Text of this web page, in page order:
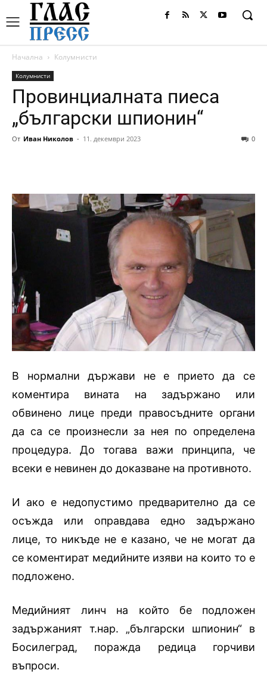
Начална Колумнисти
Колумнисти
Провинциалната пиеса
„български шпионин“
От Иван Николов - 11. декември 2023 0
В нормални държави не е прието да се
коментира вината на задържано или
обвинено лице преди правосъдните органи
да са се произнесли за нея по определена
процедура. До тогава важи принципа, че
всеки е невинен до доказване на противното.
И ако е недопустимо предварително да се
осъжда или оправдава едно задържано
лице, то никъде не е казано, че не могат да
се коментират медийните изяви на които то е
подложено.
Медийният линч на който бе подложен
задържаният т.нар. „български шпионин“ в
Босилеград, поражда редица горчиви
въпроси.